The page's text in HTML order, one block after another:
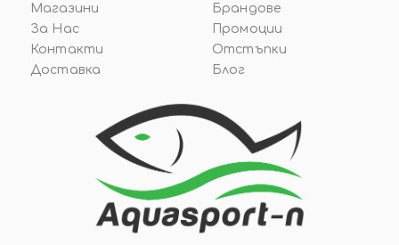
Магазини
За Нас
Контакти
Доставка
Брандове
Промоции
Отстъпки
Блог